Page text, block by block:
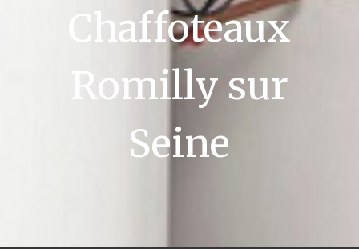
Chaffoteaux
Romilly sur
Seine